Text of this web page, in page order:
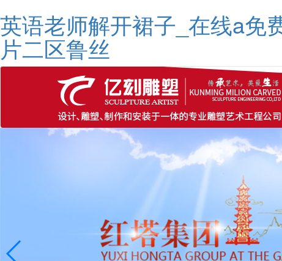
英语老师解开裙子_在线a免
片二区鲁丝